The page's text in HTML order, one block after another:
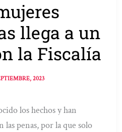
llega a un
la Fiscalía
2023
los hechos y han
las penas, por la que solo